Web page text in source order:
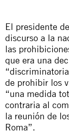
El presidente
discurso a la
las
que era una
de prohibir los
“una medida
contraria al
la reunión de
Roma”.